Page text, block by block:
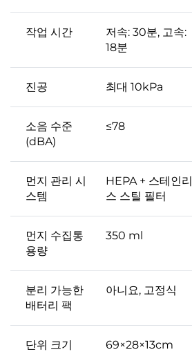
작업 시간
저속: 30분, 고속:
18분
진공 최대 10kPa
소음 수준
(dBA)
≤78
먼지 관리 시
스템
HEPA + 스테인리
스 스틸 필터
먼지 수집통
용량
350 ml
분리 가능한
배터리 팩
아니요, 고정식
단위 크기 69×28×13cm